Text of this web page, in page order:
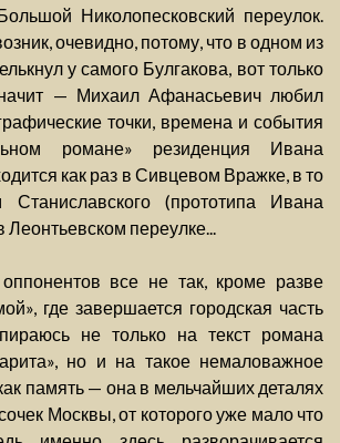
Николопесковский переулок.
очевидно, потому, что в одном из
у самого Булгакова, вот только
— Михаил Афанасьевич любил
точки, времена и события
романе» резиденция Ивана
как раз в Сивцевом Вражке, в то
(прототипа Ивана
переулке...
все не так, кроме разве
где завершается городская часть
не только на текст романа
но и на такое немаловажное
память — она в мельчайших деталях
Москвы, от которого уже мало что